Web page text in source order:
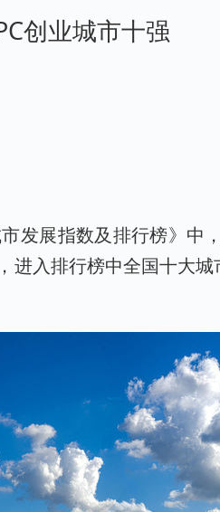
创业城市十强
发展指数及排行榜》中
入排行榜中全国十大城